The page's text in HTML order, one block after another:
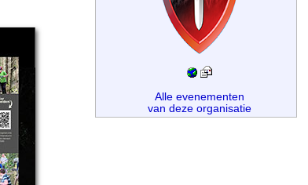
Alle evenementen
van deze organisatie